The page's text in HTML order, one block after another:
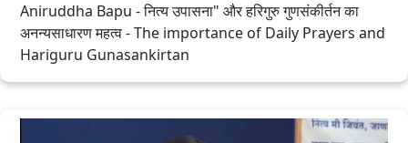
Aniruddha Bapu - नित्य उपासना" और हरिगुरु गुणसंकीर्तन का
अनन्यसाधारण महत्व - The importance of Daily Prayers and
Hariguru Gunasankirtan